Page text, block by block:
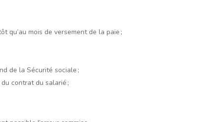
qu’au mois de versement de la paie ;
de la Sécurité sociale ;
contrat du salarié ;